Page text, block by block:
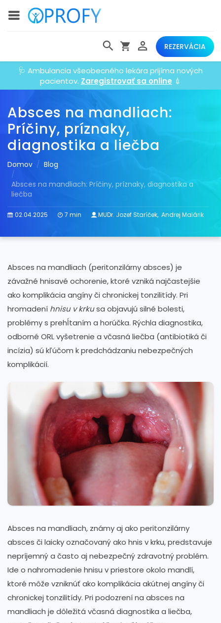
REZERVÁCIA
🩺 Ambulancia všeobecného lekára prijíma nových
pacientov. Zaregistrovať sa online 💉
Absces na mandliach:
Príčiny, príznaky,
diagnostika a liečba
Domov
Blog
Absces na mandliach: Príčiny, príznaky, diagnostika a
liečba
02.04.2025 7 min MUDr. Jozef Staríček, Andrej Malárik
Absces na mandliach (peritonzilárny absces) je
závažné hnisavé ochorenie, ktoré vzniká najčastejšie
ako komplikácia angíny či chronickej tonzilitídy. Pri
hromadení hnisu v krkusa objavujú silné bolesti,
problémy s prehĺtaním a horúčka. Rýchla diagnostika,
odborné ORL vyšetrenie a včasná liečba (antibiotiká či
incízia) sú kľúčom k predchádzaniu nebezpečných
komplikácií.
Absces na mandliach, známy aj ako peritonzilárny
absces či laicky označovaný ako hnis v krku, predstavuje
nepríjemný a často aj nebezpečný zdravotný problém.
Ide o nahromadenie hnisu v priestore okolo mandlí,
ktoré môže vzniknúť ako komplikácia akútnej angíny či
chronickej tonzilitídy. Pri podozrení na absces na
mandliach je dôležitá včasná diagnostika a liečba,